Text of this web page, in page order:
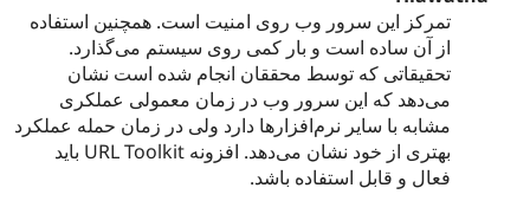
تمرکز این سرور وب روی امنیت است. همچنین استفاده
از آن ساده است و بار کمی روی سیستم می‌گذارد.
تحقیقاتی که توسط محققان انجام شده است نشان
می‌دهد که این سرور وب در زمان معمولی عملکری
مشابه با سایر نرم‌افزارها دارد ولی در زمان حمله عملکرد
بهتری از خود نشان می‌دهد. افزونه URL Toolkit باید
فعال و قابل استفاده باشد.